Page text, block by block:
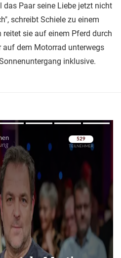
das Paar seine Liebe jetzt nicht
schreibt Schiele zu einem
sie auf einem Pferd durch
auf dem Motorrad unterwegs
inklusive.
Überspringen